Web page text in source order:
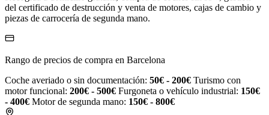
del certificado de destrucción y venta de motores, cajas de cambio y
piezas de carrocería de segunda mano.
Rango de precios de compra en Barcelona
Coche averiado o sin documentación: 50€ - 200€ Turismo con
motor funcional: 200€ - 500€ Furgoneta o vehículo industrial: 150€
- 400€ Motor de segunda mano: 150€ - 800€